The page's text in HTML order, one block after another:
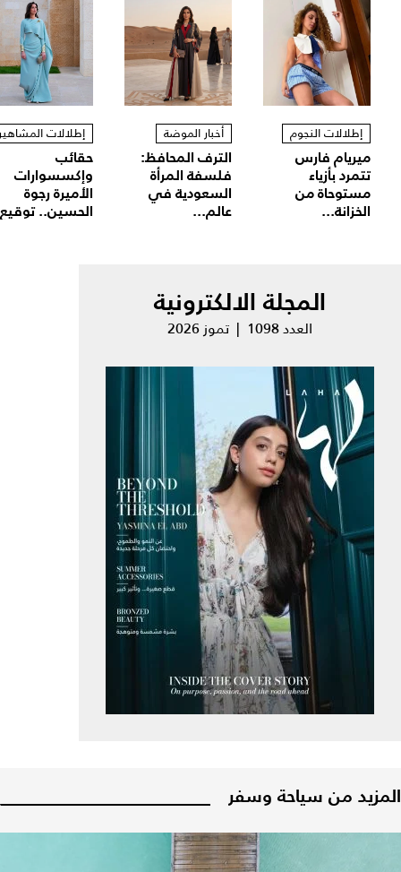
إطلالات النجوم
ميريام فارس
تتمرد بأزياء
مستوحاة من
الخزانة...
أخبار الموضة
الترف المحافظ:
فلسفة المرأة
السعودية في
عالم...
إطلالات
حقائب
وإكسسوارات
الأميرة رجوة
الحسين..
المجلة الالكترونية
العدد 1098 | تموز 2026
المزيد من سياحة وسفر